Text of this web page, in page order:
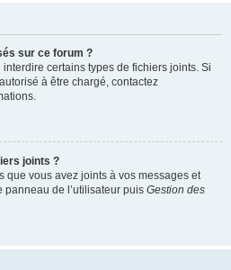
sur ce forum ?
interdire certains types de fichiers joints. Si
à être chargé, contactez
joints ?
que vous avez joints à vos messages et
de l’utilisateur puis Gestion des